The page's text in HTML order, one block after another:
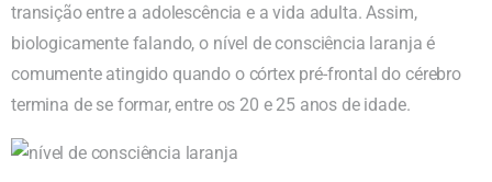
transição entre a adolescência e a vida adulta. Assim,
biologicamente falando, o nível de consciência laranja é
comumente atingido quando o córtex pré-frontal do cérebro
termina de se formar, entre os 20 e 25 anos de idade.